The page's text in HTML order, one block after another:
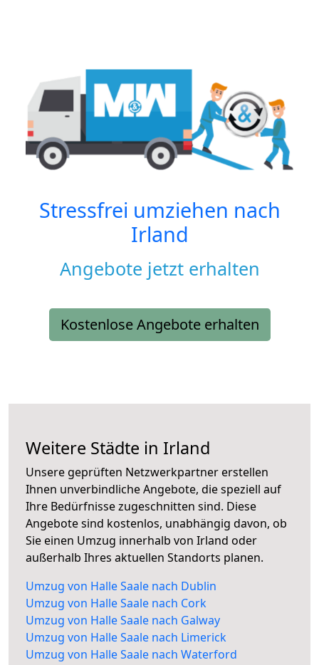
Stressfrei umziehen nach
Irland
Angebote jetzt erhalten
Kostenlose Angebote erhalten
Weitere Städte in Irland
Unsere geprüften Netzwerkpartner erstellen
Ihnen unverbindliche Angebote, die speziell auf
Ihre Bedürfnisse zugeschnitten sind. Diese
Angebote sind kostenlos, unabhängig davon, ob
Sie einen Umzug innerhalb von Irland oder
außerhalb Ihres aktuellen Standorts planen.
Umzug von Halle Saale nach Dublin
Umzug von Halle Saale nach Cork
Umzug von Halle Saale nach Galway
Umzug von Halle Saale nach Limerick
Umzug von Halle Saale nach Waterford